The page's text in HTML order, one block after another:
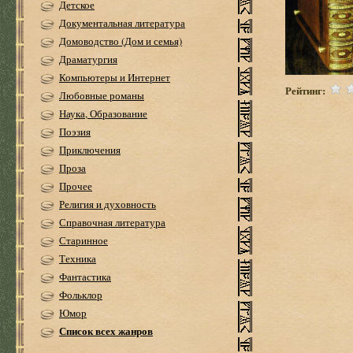
Детское
Документальная литература
Домоводство (Дом и семья)
Драматургия
Компьютеры и Интернет
Любовные романы
Наука, Образование
Поэзия
Приключения
Проза
Прочее
Религия и духовность
Справочная литература
Старинное
Техника
Фантастика
Фольклор
Юмор
Список всех жанров
Рейтинг: